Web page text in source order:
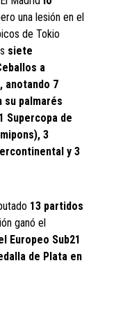
una lesión en el
de Tokio
siete
a
anotando 7
su palmarés
Supercopa de
3
y 3
13 partidos
ganó el
Europeo Sub21
de Plata en